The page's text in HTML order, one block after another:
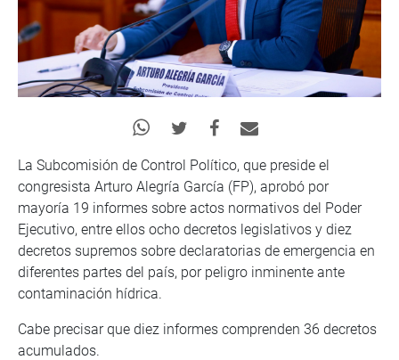
La Subcomisión de Control Político, que preside el
congresista Arturo Alegría García (FP), aprobó por
mayoría 19 informes sobre actos normativos del Poder
Ejecutivo, entre ellos ocho decretos legislativos y diez
decretos supremos sobre declaratorias de emergencia en
diferentes partes del país, por peligro inminente ante
contaminación hídrica.
Cabe precisar que diez informes comprenden 36 decretos
acumulados.